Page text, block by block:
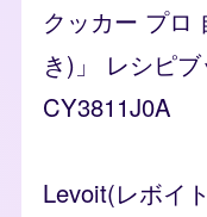
クッカー プロ
き)」 レシピ
CY3811J0A
Levoit(レボイ